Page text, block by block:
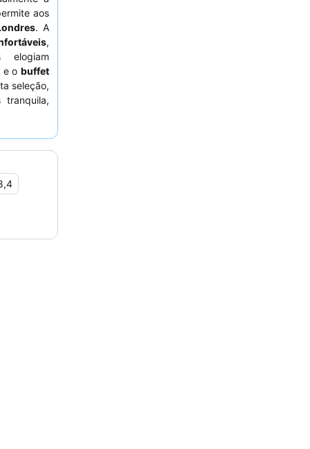
aos
. A
,
elogiam
e o buffet
seleção,
tranquila,